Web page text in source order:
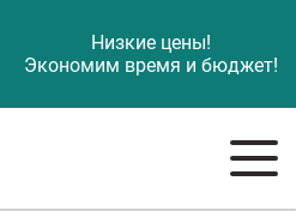
Низкие цены!
Экономим время и бюджет!